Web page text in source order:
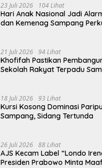
23 Juli 2026 104 Lihat
Hari Anak Nasional Jadi
dan Kemenag Sampang
21 Juli 2026 94 Lihat
Khofifah Pastikan
Sekolah Rakyat Terpadu
18 Juli 2026 93 Lihat
Kursi Kosong Dominasi
Sampang, Sidang Tertunda
26 Juli 2026 88 Lihat
AJS Kecam Label “Londo
Presiden Prabowo Minta